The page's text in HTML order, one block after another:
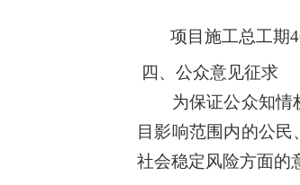
项目施工总工期
四 、公众意见征求
为保证公众知情权
目影响范围内的公
社会稳定风险方面的